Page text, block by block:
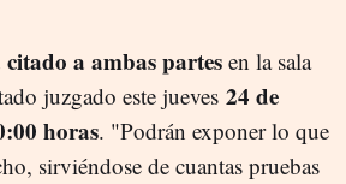
citado a ambas partes en la sala
juzgado este jueves 24 de
horas. "Podrán exponer lo que
sirviéndose de cuantas pruebas